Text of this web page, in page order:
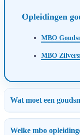
Opleidingen
MBO
MBO
Wat moet een
Welke mbo